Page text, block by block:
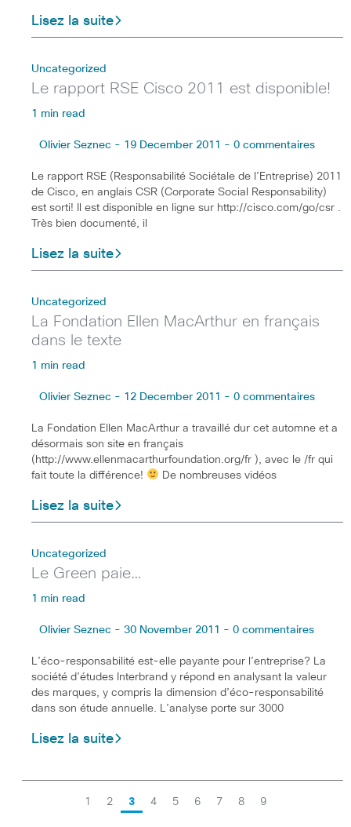
Lisez la suite
Uncategorized
Le rapport RSE Cisco 2011 est disponible!
1 min read
Olivier Seznec - 19 December 2011 - 0 commentaires
Le rapport RSE (Responsabilité Sociétale de l’Entreprise) 2011
de Cisco, en anglais CSR (Corporate Social Responsability)
est sorti! Il est disponible en ligne sur http://cisco.com/go/csr .
Très bien documenté, il
Lisez la suite
Uncategorized
La Fondation Ellen MacArthur en français
dans le texte
1 min read
Olivier Seznec - 12 December 2011 - 0 commentaires
La Fondation Ellen MacArthur a travaillé dur cet automne et a
désormais son site en français
(http://www.ellenmacarthurfoundation.org/fr ), avec le /fr qui
fait toute la différence!
De nombreuses vidéos
Lisez la suite
Uncategorized
Le Green paie…
1 min read
Olivier Seznec - 30 November 2011 - 0 commentaires
L’éco-responsabilité est-elle payante pour l’entreprise? La
société d’études Interbrand y répond en analysant la valeur
des marques, y compris la dimension d’éco-responsabilité
dans son étude annuelle. L’analyse porte sur 3000
Lisez la suite
1 2 3 4 5 6 7 8 9